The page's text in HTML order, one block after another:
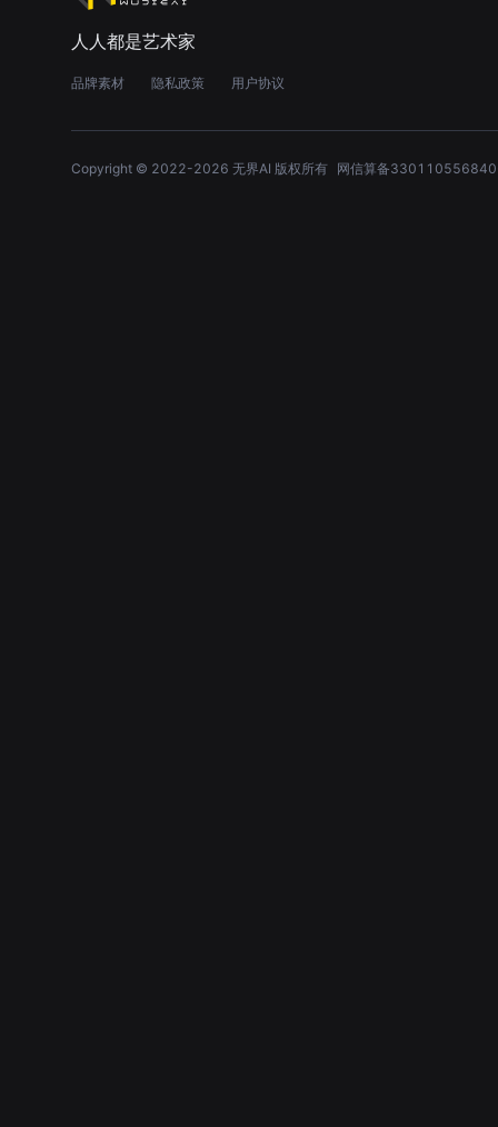
人人都是艺术家
品牌素材 隐私政策 用户协议
Copyright © 2022-2026 无界AI 版权所有 网信算备